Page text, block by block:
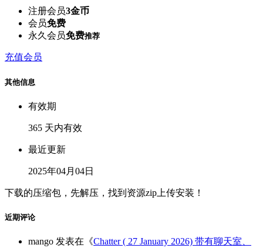
注册会员3金币
会员免费
永久会员免费推荐
充值会员
其他信息
有效期
365 天内有效
最近更新
2025年04月04日
下载的压缩包，先解压，找到资源zip上传安装！
近期评论
mango 发表在《Chatter ( 27 January 2026) 带有聊天室、